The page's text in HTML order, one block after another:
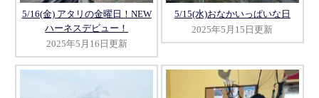
5/16(金) アタリの金曜日！NEW
ハーネスデビュー！
2025年5月16日更新
5/15(水)おなかいっぱいな日
2025年5月15日更新